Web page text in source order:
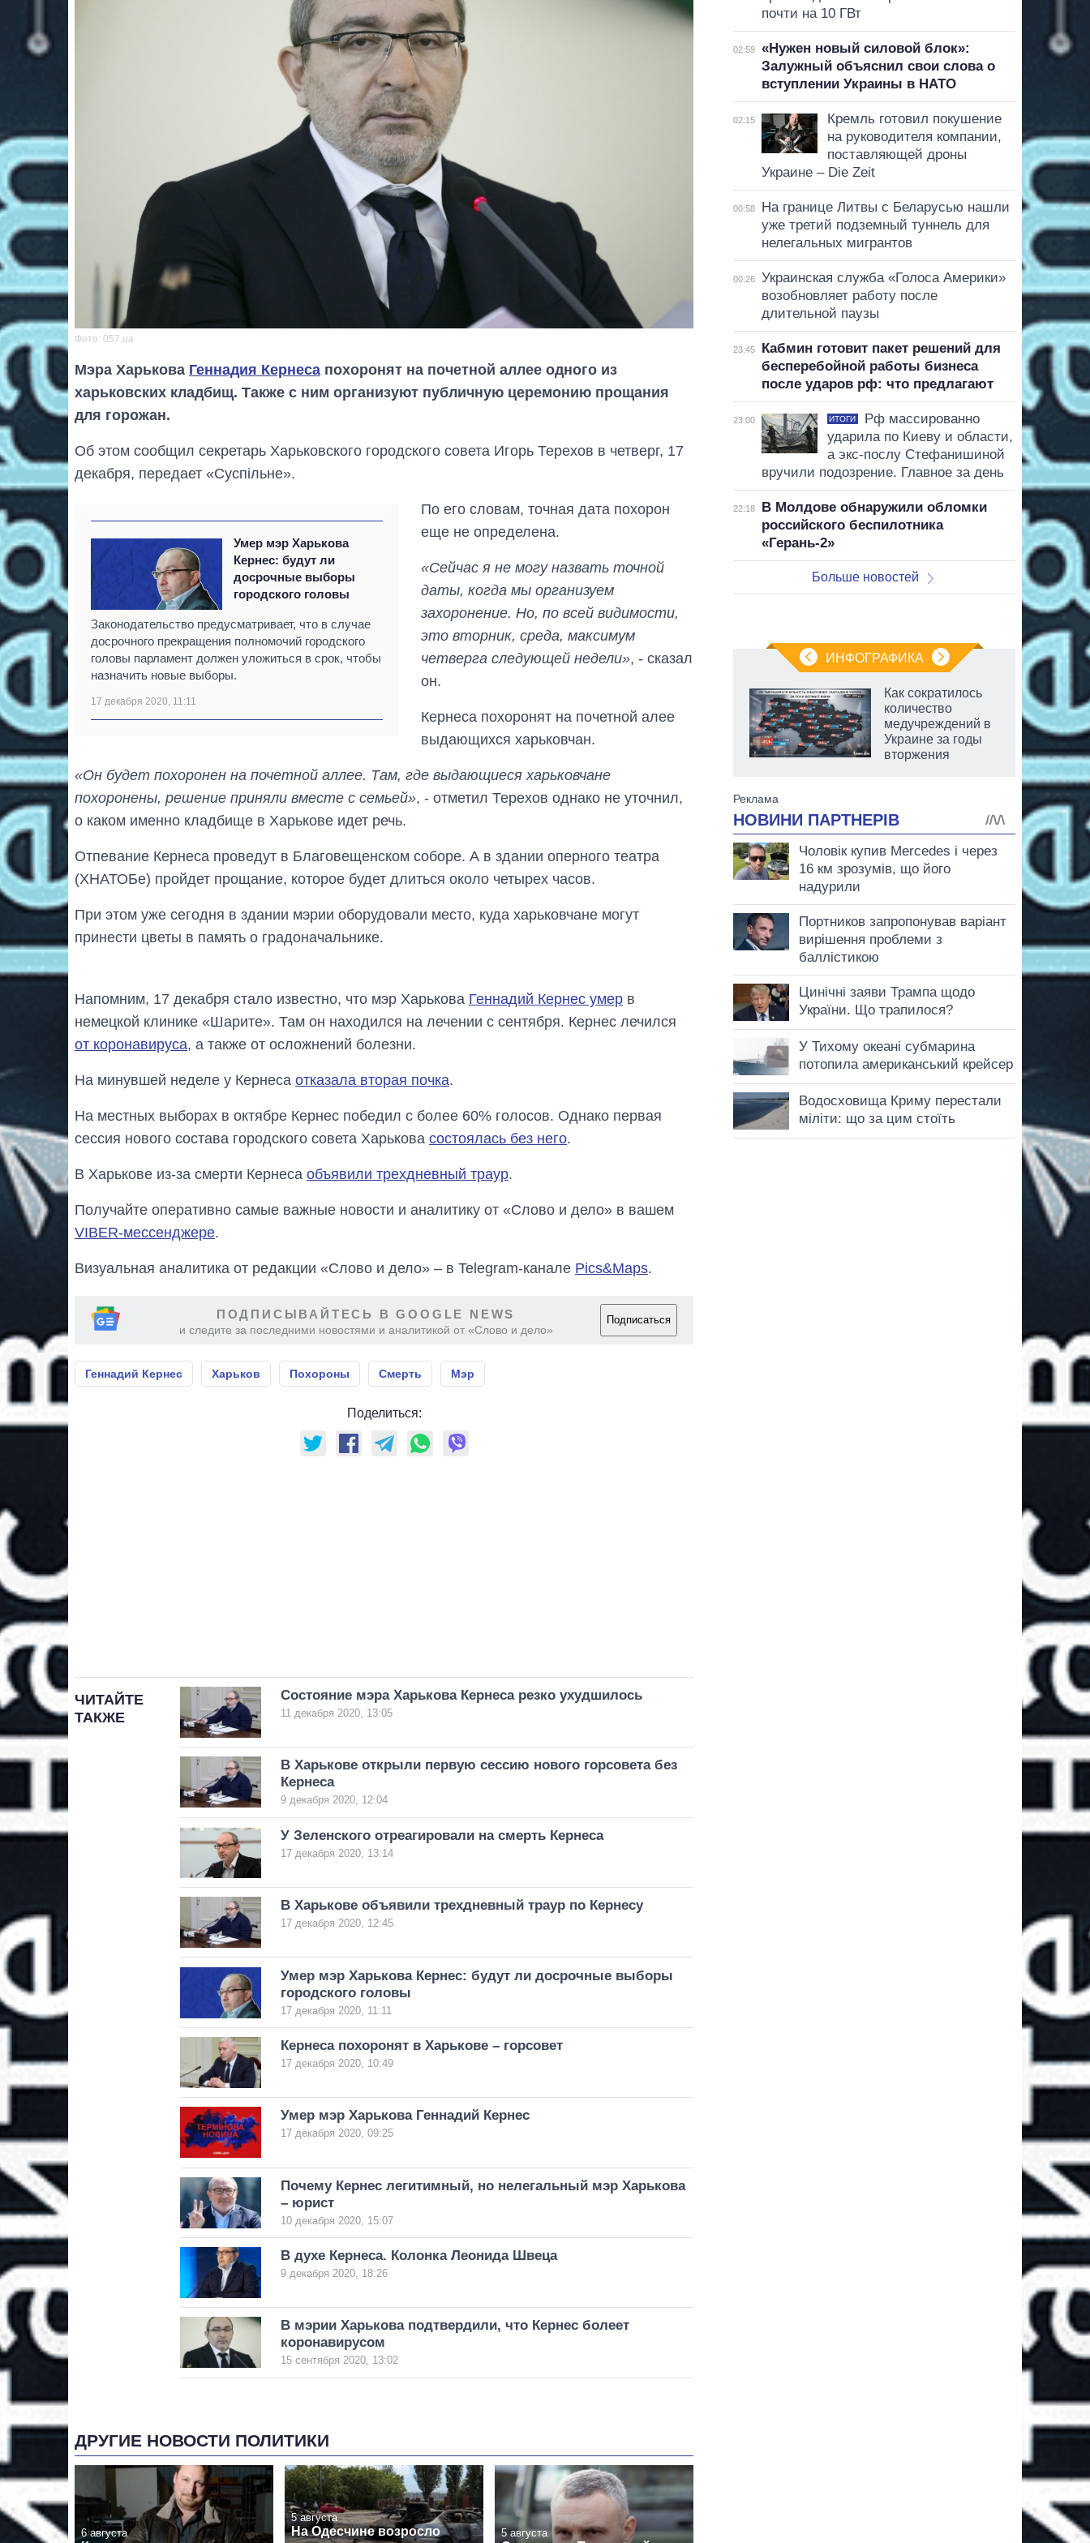
Фото: 057.ua
Мэра Харькова Геннадия Кернеса похоронят на почетной аллее одного из
харьковских кладбищ. Также с ним организуют публичную церемонию прощания
для горожан.
Об этом сообщил секретарь Харьковского городского совета Игорь Терехов в четверг, 17
декабря, передает «Суспільне».
Умер мэр Харькова
Кернес: будут ли
досрочные выборы
городского головы
Законодательство предусматривает, что в случае
досрочного прекращения полномочий городского
головы парламент должен уложиться в срок, чтобы
назначить новые выборы.
17 декабря 2020, 11:11
По его словам, точная дата похорон
еще не определена.
«Сейчас я не могу назвать точной
даты, когда мы организуем
захоронение. Но, по всей видимости,
это вторник, среда, максимум
четверга следующей недели», - сказал
он.
Кернеса похоронят на почетной алее
выдающихся харьковчан.
«Он будет похоронен на почетной аллее. Там, где выдающиеся харьковчане
похоронены, решение приняли вместе с семьей», - отметил Терехов однако не уточнил,
о каком именно кладбище в Харькове идет речь.
Отпевание Кернеса проведут в Благовещенском соборе. А в здании оперного театра
(ХНАТОБе) пройдет прощание, которое будет длиться около четырех часов.
При этом уже сегодня в здании мэрии оборудовали место, куда харьковчане могут
принести цветы в память о градоначальнике.
Напомним, 17 декабря стало известно, что мэр Харькова Геннадий Кернес умер в
немецкой клинике «Шарите». Там он находился на лечении с сентября. Кернес лечился
от коронавируса, а также от осложнений болезни.
На минувшей неделе у Кернеса отказала вторая почка.
На местных выборах в октябре Кернес победил с более 60% голосов. Однако первая
сессия нового состава городского совета Харькова состоялась без него.
В Харькове из-за смерти Кернеса объявили трехдневный траур.
Получайте оперативно самые важные новости и аналитику от «Слово и дело» в вашем
VIBER-мессенджере.
Визуальная аналитика от редакции «Слово и дело» – в Telegram-канале Pics&Maps.
ПОДПИСЫВАЙТЕСЬ В GOOGLE NEWS
и следите за последними новостями и аналитикой от «Слово и дело»
Подписаться
Геннадий Кернес Харьков Похороны Смерть Мэр
Поделиться:
ЧИТАЙТЕ
ТАКЖЕ
Состояние мэра Харькова Кернеса резко ухудшилось
11 декабря 2020, 13:05
В Харькове открыли первую сессию нового горсовета без
Кернеса
9 декабря 2020, 12:04
У Зеленского отреагировали на смерть Кернеса
17 декабря 2020, 13:14
В Харькове объявили трехдневный траур по Кернесу
17 декабря 2020, 12:45
Умер мэр Харькова Кернес: будут ли досрочные выборы
городского головы
17 декабря 2020, 11:11
Кернеса похоронят в Харькове – горсовет
17 декабря 2020, 10:49
Умер мэр Харькова Геннадий Кернес
17 декабря 2020, 09:25
Почему Кернес легитимный, но нелегальный мэр Харькова
– юрист
10 декабря 2020, 15:07
В духе Кернеса. Колонка Леонида Швеца
9 декабря 2020, 18:26
В мэрии Харькова подтвердили, что Кернес болеет
коронавирусом
15 сентября 2020, 13:02
ДРУГИЕ НОВОСТИ ПОЛИТИКИ
6 августа
5 августа
На Одесчине возросло
5 августа
почти на 10 ГВт
02:59
«Нужен новый силовой блок»:
Залужный объяснил свои слова о
вступлении Украины в НАТО
02:15
Кремль готовил покушение
на руководителя компании,
поставляющей дроны
Украине – Die Zeit
00:58
На границе Литвы с Беларусью нашли
уже третий подземный туннель для
нелегальных мигрантов
00:26
Украинская служба «Голоса Америки»
возобновляет работу после
длительной паузы
23:45
Кабмин готовит пакет решений для
бесперебойной работы бизнеса
после ударов рф: что предлагают
23:00 ИТОГИ
Рф массированно
ударила по Киеву и области,
а экс-послу Стефанишиной
вручили подозрение. Главное за день
22:18
В Молдове обнаружили обломки
российского беспилотника
«Герань-2»
Больше новостей
ИНФОГРАФИКА
тарифы на
холодную воду в
Как сократилось
количество
медучреждений в
Украине за годы
вторжения